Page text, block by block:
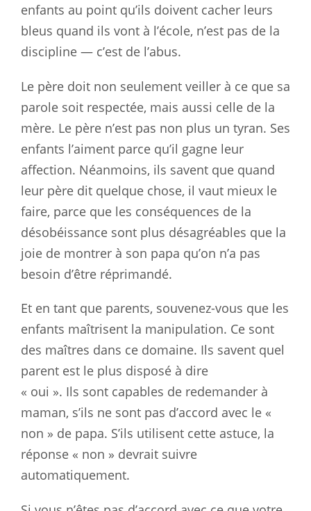
enfants au point qu’ils doivent cacher leurs
bleus quand ils vont à l’école, n’est pas de la
discipline — c’est de l’abus.
Le père doit non seulement veiller à ce que sa
parole soit respectée, mais aussi celle de la
mère. Le père n’est pas non plus un tyran. Ses
enfants l’aiment parce qu’il gagne leur
affection. Néanmoins, ils savent que quand
leur père dit quelque chose, il vaut mieux le
faire, parce que les conséquences de la
désobéissance sont plus désagréables que la
joie de montrer à son papa qu’on n’a pas
besoin d’être réprimandé.
Et en tant que parents, souvenez-vous que les
enfants maîtrisent la manipulation. Ce sont
des maîtres dans ce domaine. Ils savent quel
parent est le plus disposé à dire
« oui ». Ils sont capables de redemander à
maman, s’ils ne sont pas d’accord avec le «
non » de papa. S’ils utilisent cette astuce, la
réponse « non » devrait suivre
automatiquement.